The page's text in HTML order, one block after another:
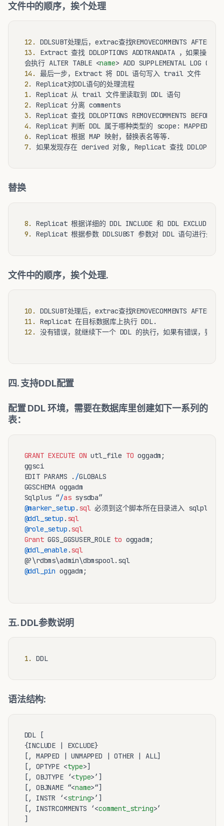
文件中的顺序，挨个处理
12.
13.
Extract 查找 DDLOPTIONS ADDTRANDATA ，如果操作
会执行 ALTER TABLE <name>
14.
2.
Replicat对DDL语句的处理流程
1.
2.
Replicat 分离 comments
3.
4.
6.
7.
替换
8.
9.
文件中的顺序，挨个处理.
10.
11.
12.
没有错误，就继续下一个 DDL 的执行，如果有错误，要判
四. 支持DDL配置
配置 DDL 环境，需要在数据库里创建如下一系列的
表：
GRANT EXECUTE ON utl_file TO oggadm;
ggsci
EDIT PARAMS . /GLOBALS
GGSCHEMA oggadm
Sqlplus “/as
sysdba”
@marker_setup . sql
@ddl_setup . sql
@role_setup .sql
Grant GGS_GGSUSER_ROLE to
@ddl_enable .sql
@?\rdbms\admin\dbmspool.sql
@ddl_pin oggadm;
五. DDL参数说明
1.
语法结构:
DDL [
{INCLUDE | EXCLUDE}
[, MAPPED | UNMAPPED | OTHER | ALL]
[, OPTYPE <type>]
[, OBJTYPE ‘<type>’]
[, OBJNAME “<name>“]
[, INSTR ‘<string>’]
[, INSTRCOMMENTS ‘<comment_string>’
]